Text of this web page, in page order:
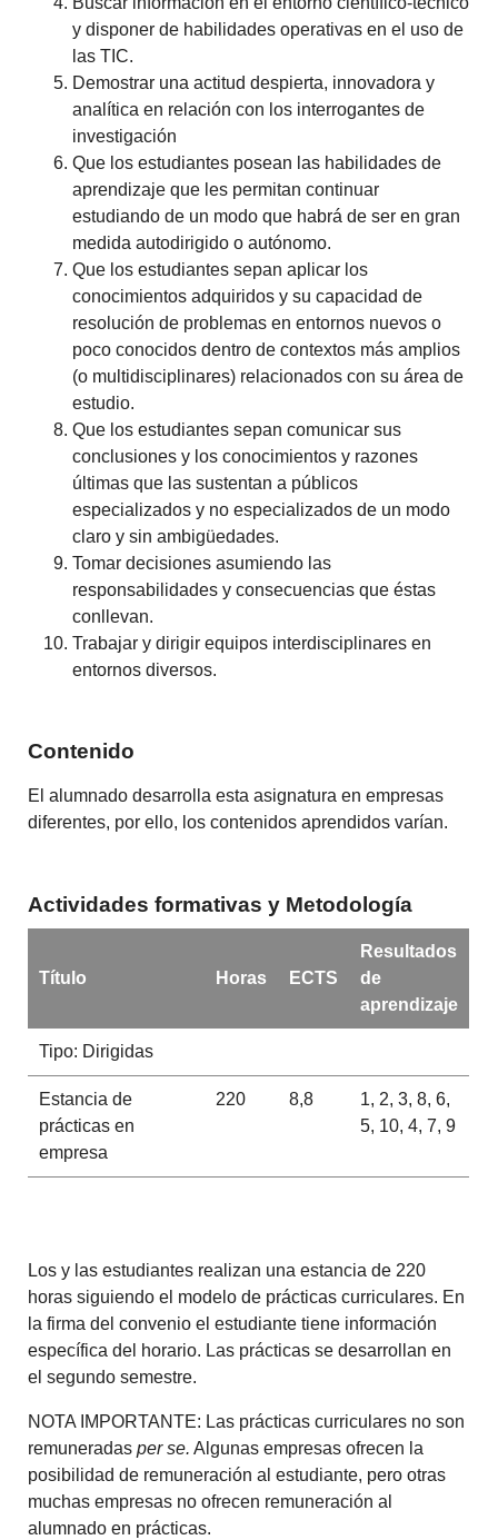
y disponer de habilidades operativas en el uso de
las TIC.
Demostrar una actitud despierta, innovadora y
analítica en relación con los interrogantes de
investigación
Que los estudiantes posean las habilidades de
aprendizaje que les permitan continuar
estudiando de un modo que habrá de ser en gran
medida autodirigido o autónomo.
Que los estudiantes sepan aplicar los
conocimientos adquiridos y su capacidad de
resolución de problemas en entornos nuevos o
poco conocidos dentro de contextos más amplios
(o multidisciplinares) relacionados con su área de
estudio.
Que los estudiantes sepan comunicar sus
conclusiones y los conocimientos y razones
últimas que las sustentan a públicos
especializados y no especializados de un modo
claro y sin ambigüedades.
Tomar decisiones asumiendo las
responsabilidades y consecuencias que éstas
conllevan.
Trabajar y dirigir equipos interdisciplinares en
entornos diversos.
Contenido
El alumnado desarrolla esta asignatura en empresas
diferentes, por ello, los contenidos aprendidos varían.
Actividades formativas y Metodología
Título Horas ECTS
Resultados
de
aprendizaje
Tipo: Dirigidas
Estancia de
prácticas en
empresa
220 8,8
1, 2, 3, 8, 6,
5, 10, 4, 7, 9
Los y las estudiantes realizan una estancia de 220
horas siguiendo el modelo de prácticas curriculares. En
la firma del convenio el estudiante tiene información
específica del horario. Las prácticas se desarrollan en
el segundo semestre.
NOTA IMPORTANTE: Las prácticas curriculares no son
remuneradasper se. Algunas empresas ofrecen la
posibilidad de remuneración al estudiante, pero otras
muchas empresas no ofrecen remuneración al
alumnado en prácticas.